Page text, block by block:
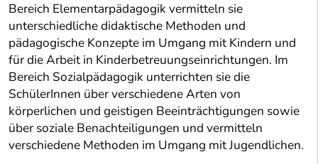
Bereich Elementarpädagogik vermitteln sie
unterschiedliche didaktische Methoden und
pädagogische Konzepte im Umgang mit Kindern und
für die Arbeit in Kinderbetreuungseinrichtungen. Im
Bereich Sozialpädagogik unterrichten sie die
SchülerInnen über verschiedene Arten von
körperlichen und geistigen Beeinträchtigungen sowie
über soziale Benachteiligungen und vermitteln
verschiedene Methoden im Umgang mit Jugendlichen.